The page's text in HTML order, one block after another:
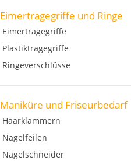
Eimertragegriffe und Ringe
Eimertragegriffe
Plastiktragegriffe
Ringeverschlüsse
Maniküre und Friseurbedarf
Haarklammern
Nagelfeilen
Nagelschneider